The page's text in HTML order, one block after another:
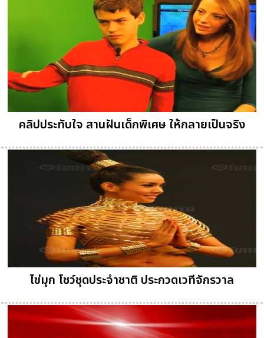
คลิปประทับใจ สานฝันเด็กพิเศษ ให้กลายเป็นจริง
ไข่มุก โชว์ชุดประจำชาติ ประกวดเวทีจักรวาล